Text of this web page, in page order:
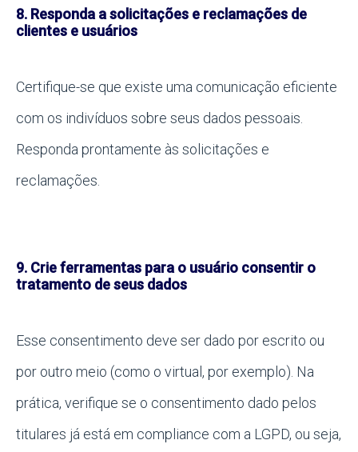
8. Responda a solicitações e reclamações de
clientes e usuários
Certifique-se que existe uma comunicação eficiente
com os indivíduos sobre seus dados pessoais.
Responda prontamente às solicitações e
reclamações.
9. Crie ferramentas para o usuário consentir o
tratamento de seus dados
Esse consentimento deve ser dado por escrito ou
por outro meio (como o virtual, por exemplo). Na
prática, verifique se o consentimento dado pelos
titulares já está em compliance com a LGPD, ou seja,